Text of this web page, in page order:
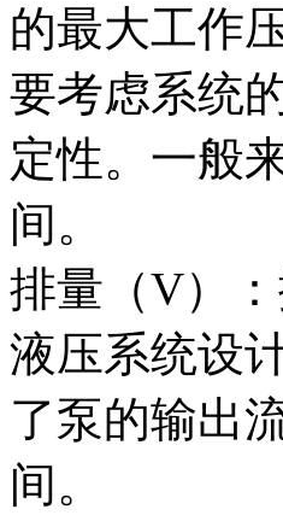
的最大工作
要考虑系统
定性。一般
间。
排量（V）
液压系统设
了泵的输出
间。